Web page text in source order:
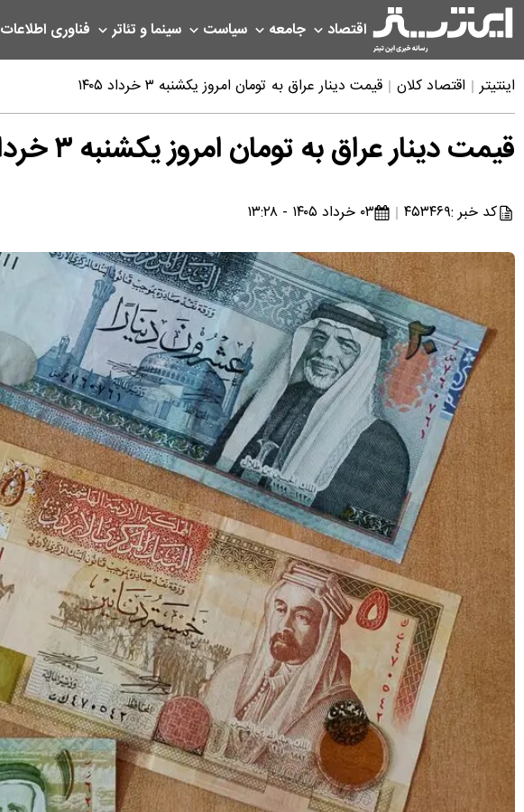
اقتصاد جامعه سیاست سینما و تئاتر فناوری اطلاعات
اینتیتر اقتصاد کلان قیمت دینار عراق به تومان امروز یکشنبه ۳ خرداد ۱۴۰۵
قیمت دینار عراق به تومان امروز یکشنبه ۳ خرداد ۱۴۰۵
کد خبر :۴۵۳۴۶۹ ۰۳ خرداد ۱۴۰۵ - ۱۳:۲۸